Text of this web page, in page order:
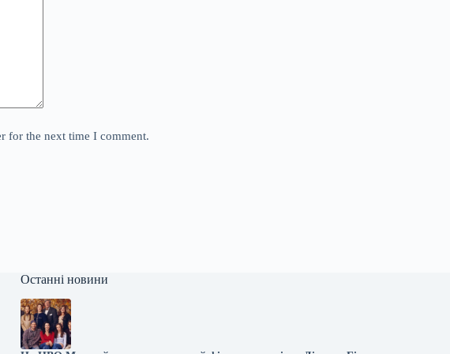
for the next time I comment.
Останні новини